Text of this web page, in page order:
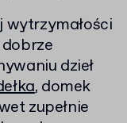
wytrzymałości
dzieł
, domek
zupełnie